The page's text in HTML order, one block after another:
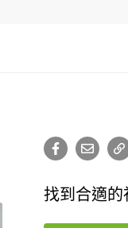
找到合適的